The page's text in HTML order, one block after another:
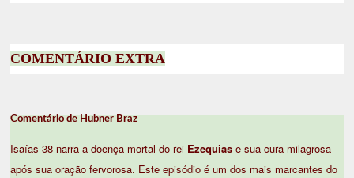
COMENTÁRIO EXTRA
Comentário de Hubner Braz
Isaías 38 narra a doença mortal do rei Ezequias e sua cura milagrosa
após sua oração fervorosa. Este episódio é um dos mais marcantes do